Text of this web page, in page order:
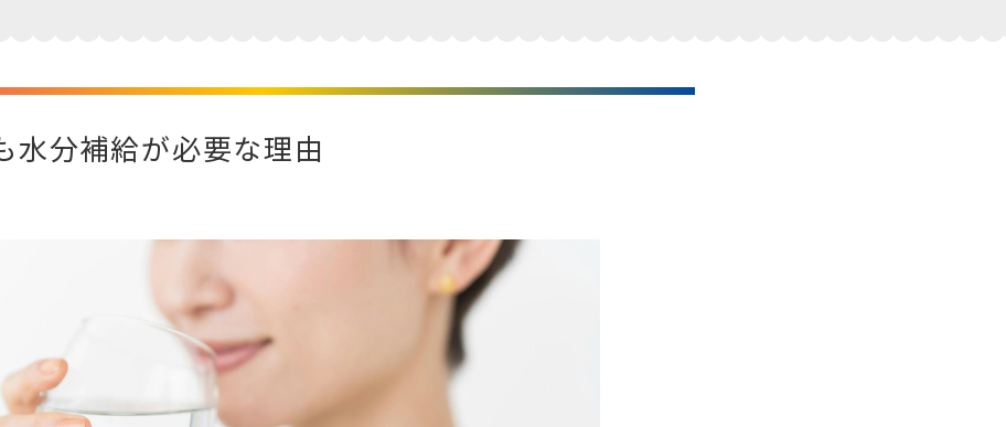
水分補給が必要な理由